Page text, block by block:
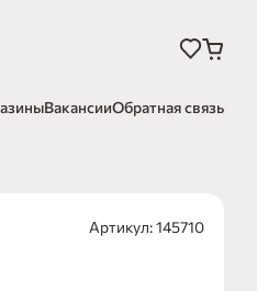
ВакансииОбратная связь
Артикул: 145710